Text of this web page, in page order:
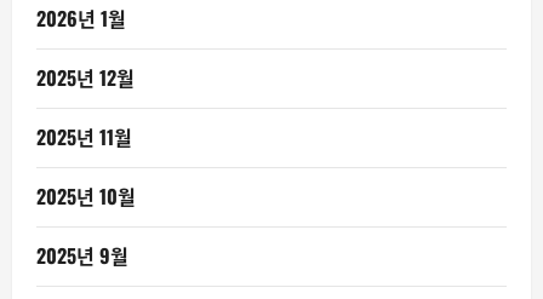
2026년 1월
2025년 12월
2025년 11월
2025년 10월
2025년 9월